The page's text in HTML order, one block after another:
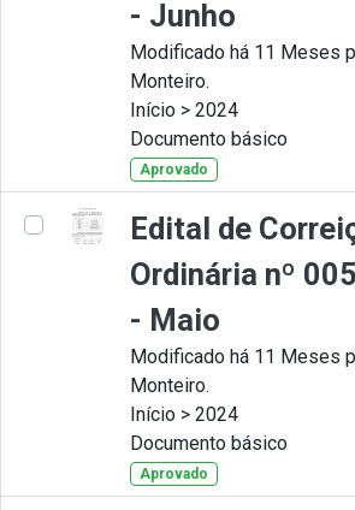
- Junho
Modificado há 11 Meses
Monteiro.
Início > 2024
Documento básico
Aprovado
Edital de
Ordinária nº
- Maio
Modificado há 11 Meses
Monteiro.
Início > 2024
Documento básico
Aprovado